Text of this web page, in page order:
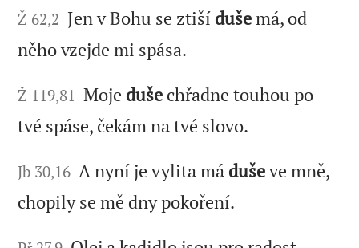
Ž 62,2 Jen v Bohu se ztiší dušemá, od
něho vzejde mi spása.
Ž 119,81 Moje duše chřadne touhou po
tvé spáse, čekám na tvé slovo.
Jb 30,16 A nyní je vylita má duševe mně,
chopily se mě dny pokoření.